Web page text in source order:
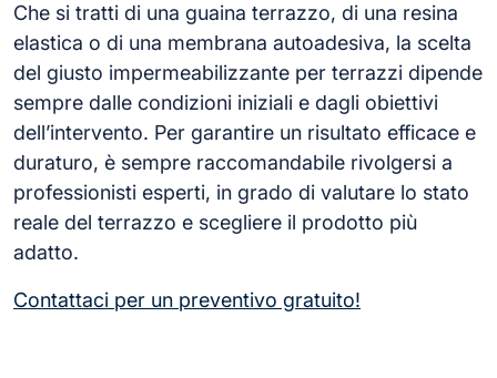
Che si tratti di una guaina terrazzo, di una resina
elastica o di una membrana autoadesiva, la scelta
del giusto impermeabilizzante per terrazzi dipende
sempre dalle condizioni iniziali e dagli obiettivi
dell’intervento. Per garantire un risultato efficace e
duraturo, è sempre raccomandabile rivolgersi a
professionisti esperti, in grado di valutare lo stato
reale del terrazzo e scegliere il prodotto più
adatto.
Contattaci per un preventivo gratuito!